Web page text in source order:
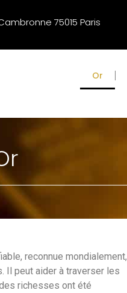
75015 Paris
Or
reconnue mondialement,
Il peut aider à traverser les
richesses ont été